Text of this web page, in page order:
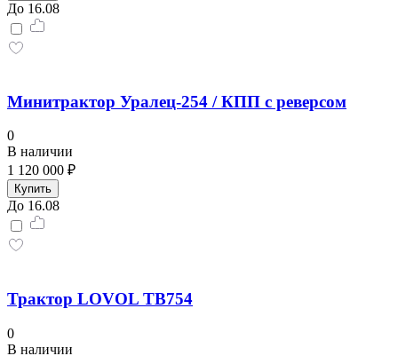
До 16.08
Минитрактор Уралец-254 / КПП с реверсом
0
В наличии
1 120 000 ₽
Купить
До 16.08
Трактор LOVOL TB754
0
В наличии